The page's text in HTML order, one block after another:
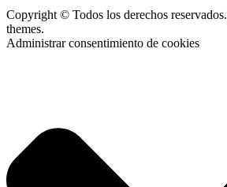
Copyright © Todos los derechos reservados.
themes.
Administrar consentimiento de cookies